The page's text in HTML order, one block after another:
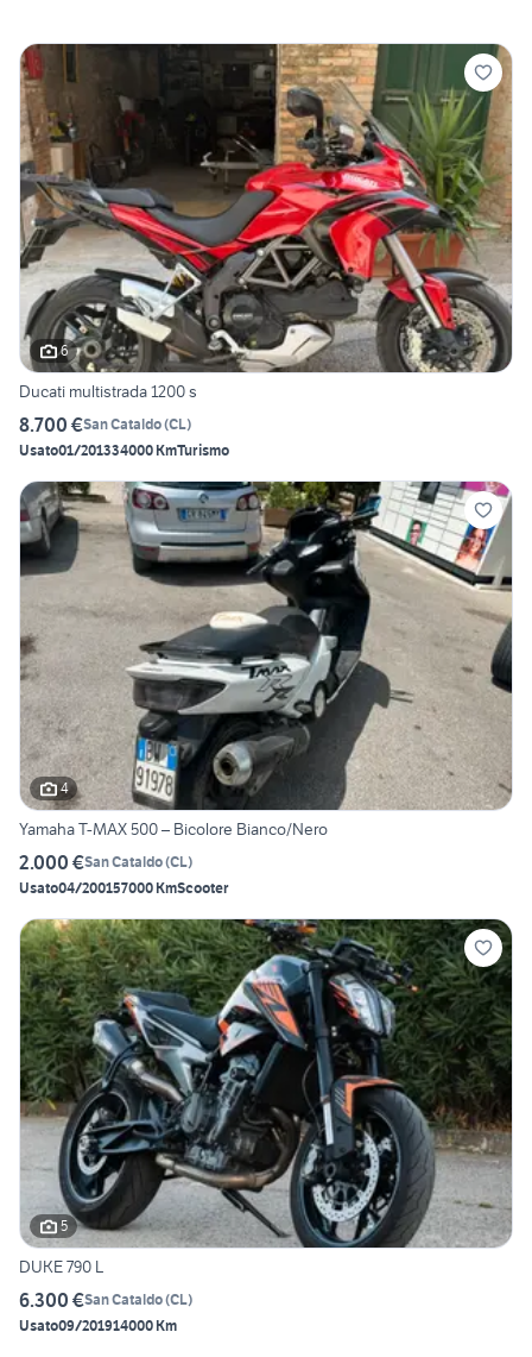
6
Ducati multistrada 1200 s
8.700 €San Cataldo(CL)
Usato01/201334000 KmTurismo
4
Yamaha T-MAX 500 – Bicolore Bianco/Nero
2.000 €San Cataldo(CL)
Usato04/200157000 KmScooter
5
DUKE 790 L
6.300 €San Cataldo(CL)
Usato09/201914000 Km